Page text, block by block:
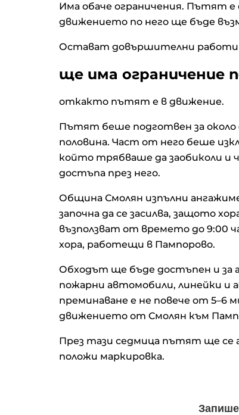
Има обаче ограничения. Пътят е
движението по него ще бъде
Остават довършителни работи
ще има ограничение
откакто пътят е в движение.
Пътят беше подготвен за около
половина. Част от него беше
който трябваше да заобиколи
достъпа през него.
Община Смолян изпълни
започна да се засилва, защото
възползват от времето до 9:00
хора, работещи в Пампорово.
Обходът ще бъде достъпен и за
пожарни автомобили, линейки и
преминаване е не повече от 5–6
движението от Смолян към
През тази седмица пътят ще се
положи маркировка.